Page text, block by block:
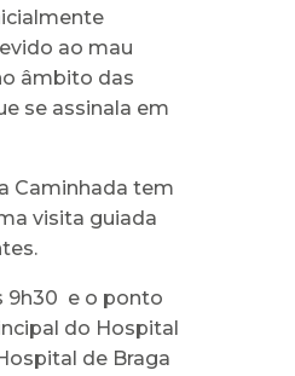
ao mau
âmbito das
se assinala em
Caminhada tem
visita guiada
9h30 e o ponto
do Hospital
de Braga